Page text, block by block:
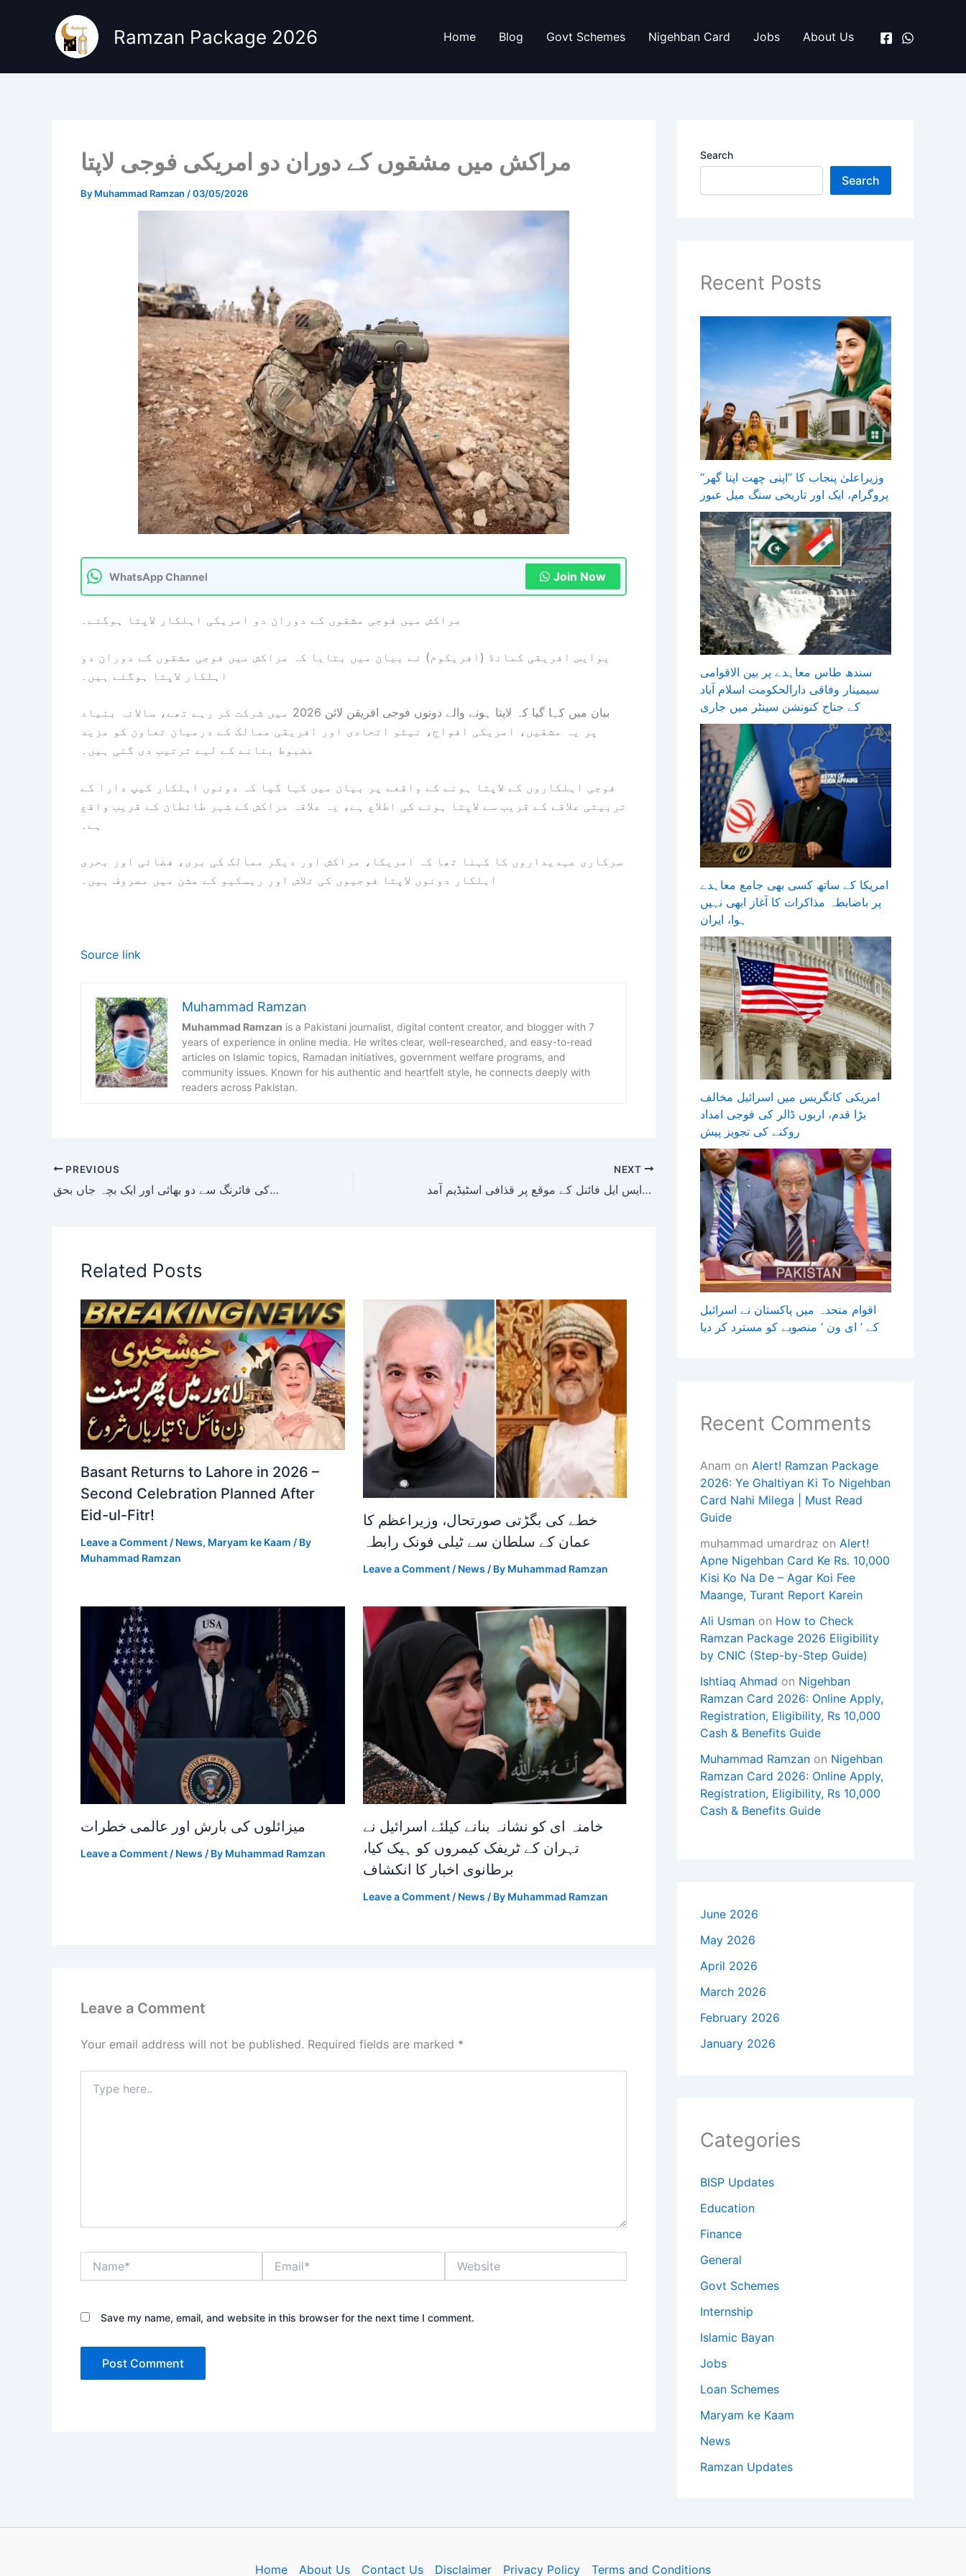
Ramzan Package 2026 Home Blog Govt Schemes Nigehban Card Jobs About Us
مراکش میں مشقوں کے دوران دو امریکی فوجی لاپتا
By Muhammad Ramzan /03/05/2026
WhatsApp Channel Join Now
مراکش میں فوجی مشقوں کے دوران دو امریکی اہلکار لاپتا ہوگئے۔
یوایس افریقی کمانڈ (افریکوم) نے بیان میں بتایا کہ مراکش میں فوجی مشقوں کے دوران دو
اہلکار لاپتا ہوگئے ہیں۔
بیان میں کہا گیا کہ لاپتا ہونے والے دونوں فوجی افریقن لائن 2026 میں شرکت کر رہے تھے، سالانہ بنیاد
پر یہ مشقیں، امریکی افواج، نیٹو اتحادی اور افریقی ممالک کے درمیان تعاون کو مزید
مضبوط بنانے کے لیے ترتیب دی گئی ہیں۔
فوجی اہلکاروں کے لاپتا ہونے کے واقعے پر بیان میں کہا گیا کہ دونوں اہلکار کیپ دارا کے
تربیتی علاقے کے قریب سے لاپتا ہونے کی اطلاع ہے، یہ علاقہ مراکش کے شہر طانطان کے قریب واقع
ہے۔
سرکاری عہدیداروں کا کہنا تھا کہ امریکا، مراکش اور دیگر ممالک کی بری، فضائی اور بحری
اہلکار دونوں لاپتا فوجیوں کی تلاش اور ریسکیو کے مشن میں مصروف ہیں۔
Source link
Muhammad Ramzan
Muhammad Ramzan is a Pakistani journalist, digital content creator, and blogger with 7
years of experience in online media. He writes clear, well-researched, and easy-to-read
articles on Islamic topics, Ramadan initiatives, government welfare programs, and
community issues. Known for his authentic and heartfelt style, he connects deeply with
readers across Pakistan.
PREVIOUS
بنوں میں ملزم کی فائرنگ سے دو بھائی اور ایک بچہ جاں بحق
NEXT
وزیرِاعظم شہباز شریف کی پی ایس ایل فائنل کے موقع پر قذافی اسٹیڈیم آمد
Related Posts
Basant Returns to Lahore in 2026 –
Second Celebration Planned After
Eid-ul-Fitr!
Leave a Comment / News, Maryam ke Kaam / By
Muhammad Ramzan
خطے کی بگڑتی صورتحال، وزیراعظم کا
عمان کے سلطان سے ٹیلی فونک رابطہ
Leave a Comment / News / By Muhammad Ramzan
میزائلوں کی بارش اور عالمی خطرات
Leave a Comment/ News / By Muhammad Ramzan
خامنہ ای کو نشانہ بنانے کیلئے اسرائیل نے
تہران کے ٹریفک کیمروں کو ہیک کیا،
برطانوی اخبار کا انکشاف
Leave a Comment / News / By Muhammad Ramzan
Leave a Comment
Your email address will not be published. Required fields are marked *
here..
Save my name, email, and website in this browser for the next time I comment.
Search
Search
Recent Posts
وزیراعلیٰ پنجاب کا ’’اپنی چھت اپنا گھر‘‘
پروگرام، ایک اور تاریخی سنگ میل عبور
سندھ طاس معاہدے پر بین الاقوامی
سیمینار وفاقی دارالحکومت اسلام آباد
کے جناح کنونشن سینٹر میں جاری
امریکا کے ساتھ کسی بھی جامع معاہدے
پر باضابطہ مذاکرات کا آغاز ابھی نہیں
ہوا، ایران
امریکی کانگریس میں اسرائیل مخالف
بڑا قدم، اربوں ڈالر کی فوجی امداد
روکنے کی تجویز پیش
اقوام متحدہ میں پاکستان نے اسرائیل
کے ’ ای ون ‘ منصوبے کو مسترد کر دیا
Recent Comments
Anam on Alert! Ramzan Package
2026: Ye Ghaltiyan Ki To Nigehban
Card Nahi Milega | Must Read
Guide
muhammad umardraz on Alert!
Apne Nigehban Card Ke Rs. 10,000
Kisi Ko Na De – Agar Koi Fee
Maange, Turant Report Karein
Ali Usman on How to Check
Ramzan Package 2026 Eligibility
by CNIC (Step-by-Step Guide)
Ishtiaq Ahmad on Nigehban
Ramzan Card 2026: Online Apply,
Registration, Eligibility, Rs 10,000
Cash & Benefits Guide
Muhammad Ramzan on Nigehban
Ramzan Card 2026: Online Apply,
Registration, Eligibility, Rs 10,000
Cash & Benefits Guide
June 2026
May 2026
April 2026
March 2026
February 2026
January 2026
Categories
BISP Updates
Education
Finance
General
Govt Schemes
Internship
Islamic Bayan
Jobs
Loan Schemes
Maryam ke Kaam
News
Ramzan Updates
Home About Us Contact Us Disclaimer Privacy Policy Terms and Conditions